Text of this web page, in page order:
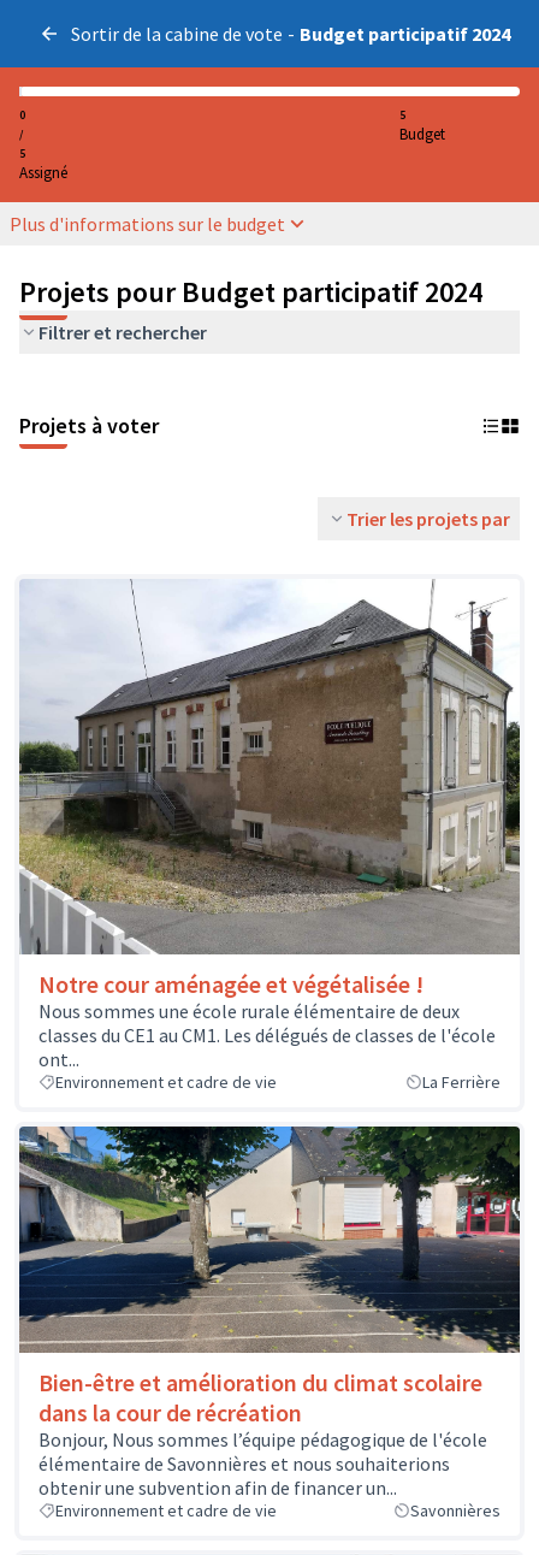
Sortir de la cabine de vote - Budget participatif 2024
0
/
5
Assigné
5
Budget
Plus d'informations sur le budget
Projets pour Budget participatif 2024
Filtrer et rechercher
Projets à voter
Trier les projets par
Notre cour aménagée et végétalisée !
Nous sommes une école rurale élémentaire de deux
classes du CE1 au CM1. Les délégués de classes de l'école
ont...
Environnement et cadre de vie La Ferrière
Bien-être et amélioration du climat scolaire
dans la cour de récréation
Bonjour, Nous sommes l’équipe pédagogique de l'école
élémentaire de Savonnières et nous souhaiterions
obtenir une subvention afin de financer un...
Environnement et cadre de vie Savonnières